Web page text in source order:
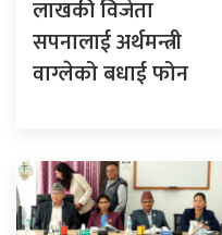
लाखकी विजेता
सपनालाई अर्थमन्त्री
वाग्लेको बधाई फोन